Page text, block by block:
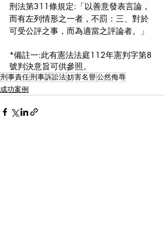
刑法第311條規定:「以善意發表言論，
而有左列情形之一者，不罰： 三、對於
可受公評之事，而為適當之評論者。」
*備註一:此有憲法法庭112年憲判字第8
號判決意旨可供參照。
刑事責任刑事訴訟法妨害名譽公然侮辱
成功案例